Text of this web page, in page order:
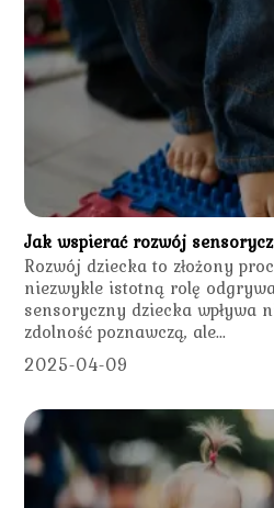
Jak wspierać rozwój
Rozwój dziecka to złożony
niezwykle istotną rolę
sensoryczny dziecka wpływa
zdolność poznawczą, ale...
2025-04-09